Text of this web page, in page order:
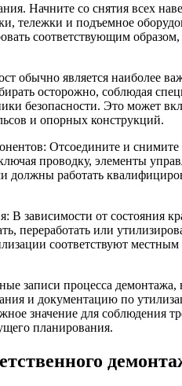
Начните со снятия всех
тележки и подъемное
соответствующим
обычно является наиболее
осторожно, соблюдая
безопасности. Это может
и опорных конструкций.
Отсоедините и снимите
проводку, элементы
должны работать
В зависимости от состояния
переработать или
соответствуют
записи процесса демонтажа,
и документацию по
значение для соблюдения
планирования.